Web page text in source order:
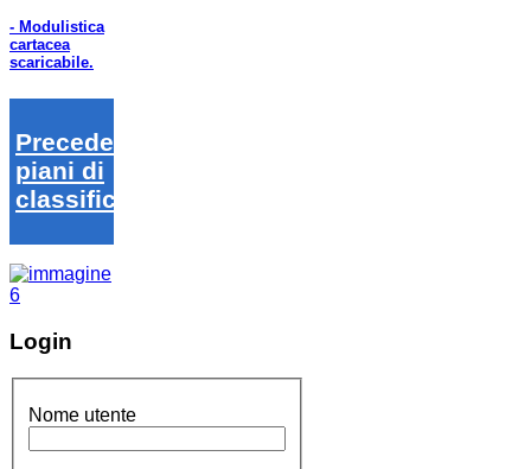
- Modulistica
cartacea
scaricabile.
Precedenti
piani di
classifica
Login
Nome utente